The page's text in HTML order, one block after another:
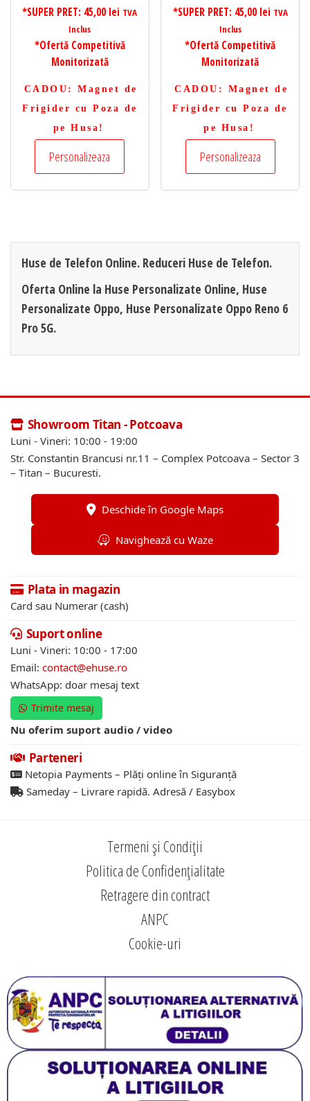
*SUPER PRET: 45,00 lei TVA
Inclus
*Ofertă Competitivă
Monitorizată
CADOU : Magnet de
Frigider cu Poza de
pe Husa!
Personalizeaza
*SUPER PRET: 45,00 lei TVA
Inclus
*Ofertă Competitivă
Monitorizată
CADOU : Magnet de
Frigider cu Poza de
pe Husa!
Personalizeaza
Huse de Telefon Online. Reduceri Huse de Telefon.
Oferta Online la Huse Personalizate Online, Huse
Personalizate Oppo, Huse Personalizate Oppo Reno 6
Pro 5G.
Showroom Titan - Potcoava
Luni - Vineri: 10:00 - 19:00
Str. Constantin Brancusi nr.11 – Complex Potcoava – Sector 3
– Titan – Bucuresti.
Deschide în Google Maps
Navighează cu Waze
Plata in magazin
Card sau Numerar (cash)
Suport online
Luni - Vineri: 10:00 - 17:00
Email: contact@ehuse.ro
WhatsApp: doar mesaj text
Trimite mesaj
Nu oferim suport audio / video
Parteneri
Netopia Payments – Plăți online în Siguranță
Sameday – Livrare rapidă. Adresă / Easybox
Termeni și Condiții
Politica de Confidențialitate
Retragere din contract
ANPC
Cookie-uri